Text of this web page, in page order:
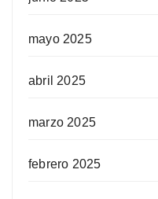
mayo 2025
abril 2025
marzo 2025
febrero 2025